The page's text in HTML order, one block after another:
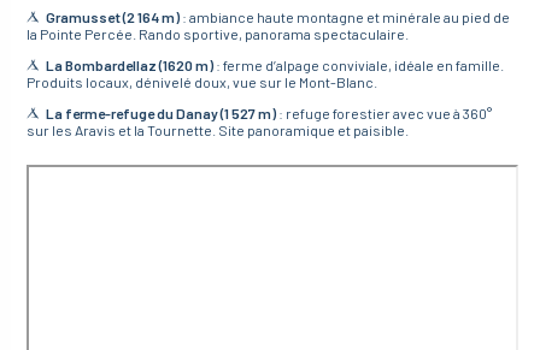
Gramusset (2 164 m) : ambiance haute montagne et minérale au pied de
la Pointe Percée. Rando sportive, panorama spectaculaire.
La Bombardellaz (1620 m) : ferme d’alpage conviviale, idéale en famille.
Produits locaux, dénivelé doux, vue sur le Mont-Blanc.
La ferme-refuge du Danay (1 527 m) : refuge forestier avec vue à 360°
sur les Aravis et la Tournette. Site panoramique et paisible.